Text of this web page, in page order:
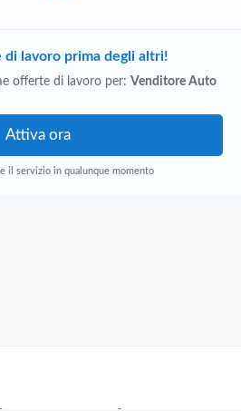
lavoro prima degli altri!
offerte di lavoro per: Venditore Auto
il servizio in qualunque momento